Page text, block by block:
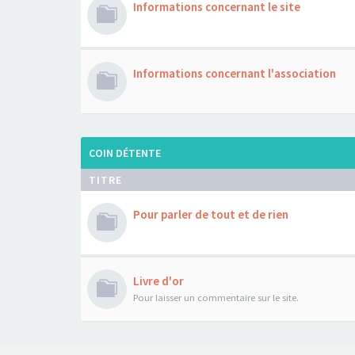
Informations concernant le site
Informations concernant l'association
COIN DÉTENTE
TITRE
Pour parler de tout et de rien
Livre d'or
Pour laisser un commentaire sur le site.